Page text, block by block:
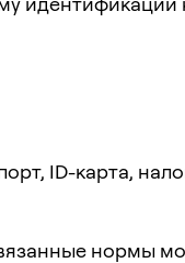
ID-карта,
нормы